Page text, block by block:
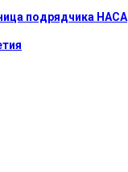
подрядчика НАСА